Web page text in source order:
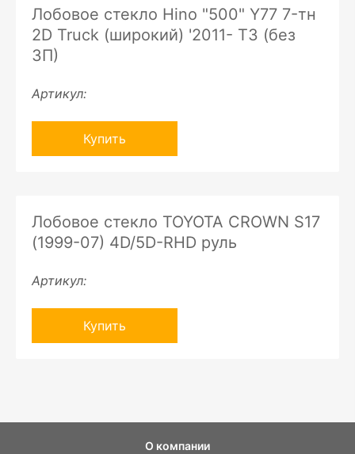
Лобовое стекло Hino "500" Y77 7-тн
2D Truck (широкий) '2011- ТЗ (без
ЗП)
Артикул:
Купить
Лобовое стекло TOYOTA CROWN S17
(1999-07) 4D/5D-RHD руль
Артикул:
Купить
О компании